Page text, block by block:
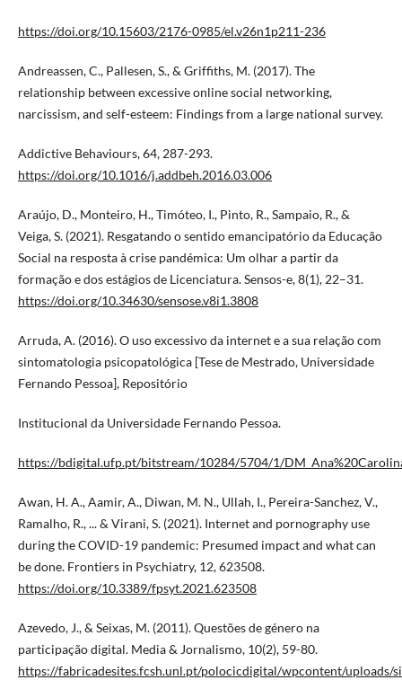
https://doi.org/10.15603/2176-0985/el.v26n1p211-236
Andreassen, C., Pallesen, S., & Griffiths, M. (2017). The
relationship between excessive online social networking,
narcissism, and self-esteem: Findings from a large national survey.
Addictive Behaviours, 64, 287-293.
https://doi.org/10.1016/j.addbeh.2016.03.006
Araújo, D., Monteiro, H., Timóteo, I., Pinto, R., Sampaio, R., &
Veiga, S. (2021). Resgatando o sentido emancipatório da Educação
Social na resposta à crise pandémica: Um olhar a partir da
formação e dos estágios de Licenciatura. Sensos-e, 8(1), 22–31.
https://doi.org/10.34630/sensose.v8i1.3808
Arruda, A. (2016). O uso excessivo da internet e a sua relação com
sintomatologia psicopatológica [Tese de Mestrado, Universidade
Fernando Pessoa], Repositório
Institucional da Universidade Fernando Pessoa.
https://bdigital.ufp.pt/bitstream/10284/5704/1/
Awan, H. A., Aamir, A., Diwan, M. N., Ullah, I., Pereira-Sanchez, V.,
Ramalho, R., ... & Virani, S. (2021). Internet and pornography use
during the COVID-19 pandemic: Presumed impact and what can
be done. Frontiers in Psychiatry, 12, 623508.
https://doi.org/10.3389/fpsyt.2021.623508
Azevedo, J., & Seixas, M. (2011). Questões de género na
participação digital. Media & Jornalismo, 10(2), 59-80.
https://fabricadesites.fcsh.unl.pt/polocicdigital/wpcontent/uploads/